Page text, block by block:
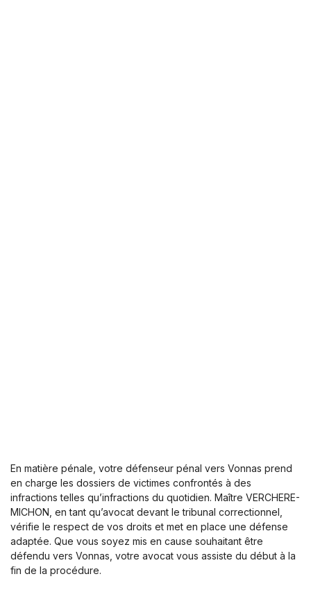
En matière pénale, votre défenseur pénal vers Vonnas prend
en charge les dossiers de victimes confrontés à des
infractions telles qu’infractions du quotidien. Maître VERCHERE-
MICHON, en tant qu’avocat devant le tribunal correctionnel,
vérifie le respect de vos droits et met en place une défense
adaptée. Que vous soyez mis en cause souhaitant être
défendu vers Vonnas, votre avocat vous assiste du début à la
fin de la procédure.